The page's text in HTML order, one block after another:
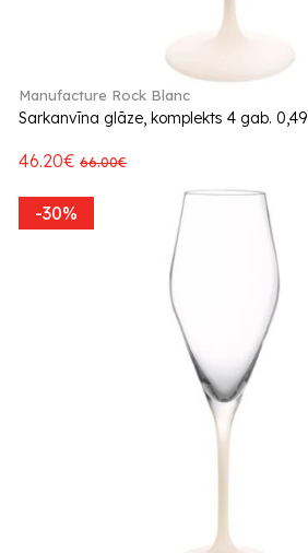
Manufacture Rock Blanc
Sarkanvīna glāze, komplekts 4 gab. 0,49 l
46.20€ 66.00€
-30%